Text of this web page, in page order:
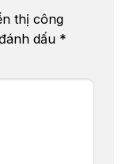
thị công
dấu *